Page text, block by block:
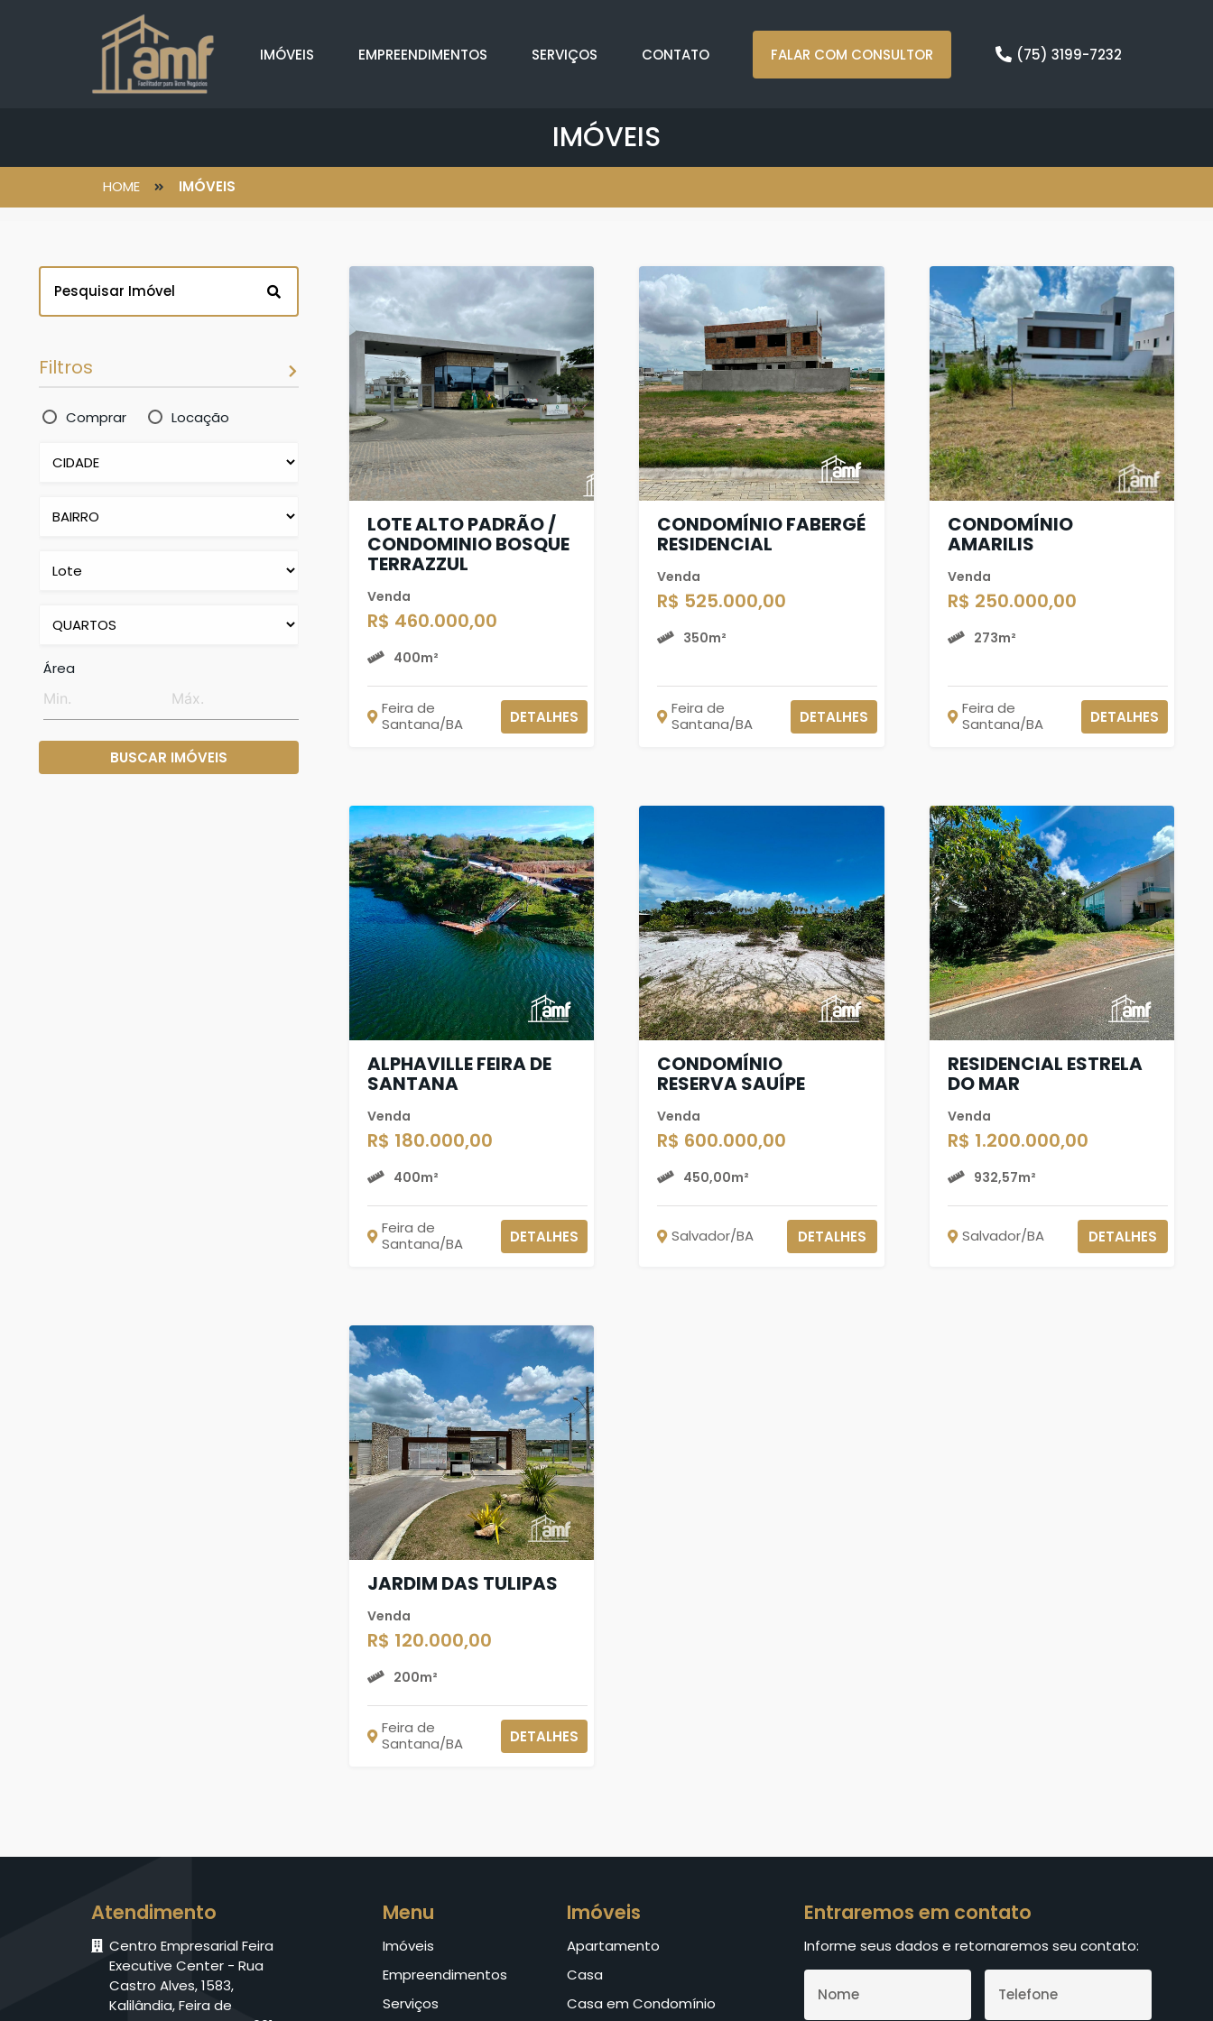
IMÓVEIS EMPREENDIMENTOS SERVIÇOS CONTATO FALAR COM CONSULTOR (75) 3199-7232
IMÓVEIS
HOME IMÓVEIS
Filtros
Comprar Locação
Área
BUSCAR IMÓVEIS
LOTE ALTO PADRÃO /
CONDOMINIO BOSQUE
TERRAZZUL
Venda
R$ 460.000,00
400m²
Feira de
Santana/BA
DETALHES
CONDOMÍNIO FABERGÉ
RESIDENCIAL
Venda
R$ 525.000,00
350m²
Feira de
Santana/BA
DETALHES
CONDOMÍNIO
AMARILIS
Venda
R$ 250.000,00
273m²
Feira de
Santana/BA
DETALHES
ALPHAVILLE FEIRA DE
SANTANA
Venda
R$ 180.000,00
400m²
Feira de
Santana/BA
DETALHES
CONDOMÍNIO
RESERVA SAUÍPE
Venda
R$ 600.000,00
450,00m²
Salvador/BA DETALHES
RESIDENCIAL ESTRELA
DO MAR
Venda
R$ 1.200.000,00
932,57m²
Salvador/BA DETALHES
JARDIM DAS TULIPAS
Venda
R$ 120.000,00
200m²
Feira de
Santana/BA
DETALHES
Atendimento
Centro Empresarial Feira
Executive Center - Rua
Castro Alves, 1583,
Kalilândia, Feira de
Menu
Imóveis
Empreendimentos
Serviços
Imóveis
Apartamento
Casa
Casa em Condomínio
Entraremos em contato
Informe seus dados e retornaremos seu contato: